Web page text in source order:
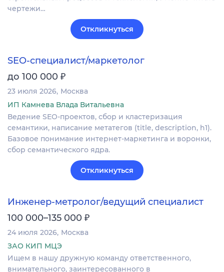
чертежи…
Откликнуться
SEO-специалист/маркетолог
до 100 000 ₽
23 июля 2026 Москва
ИП Камнева Влада Витальевна
Ведение SEO-проектов, сбор и кластеризация
семантики, написание метатегов (title, description, h1).
Базовое понимание интернет-маркетинга и воронки,
сбор семантического ядра.
Откликнуться
Инженер-метролог/ведущий специалист
100 000–135 000 ₽
24 июля 2026 Москва
ЗАО КИП МЦЭ
Ищем в нашу дружную команду ответственного,
внимательного, заинтересованного в